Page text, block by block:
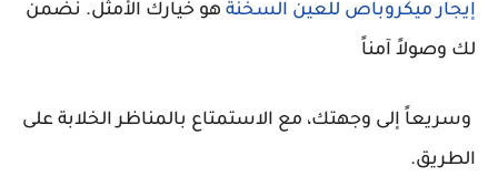
إيجار ميكروباص للعين السخنة هو خيارك الأمثل. نضمن
لك وصولاً آمناً
وسريعاً إلى وجهتك، مع الاستمتاع بالمناظر الخلابة على
الطريق.